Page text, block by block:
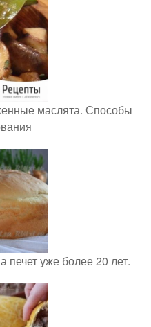
маслята. Способы
уже более 20 лет.